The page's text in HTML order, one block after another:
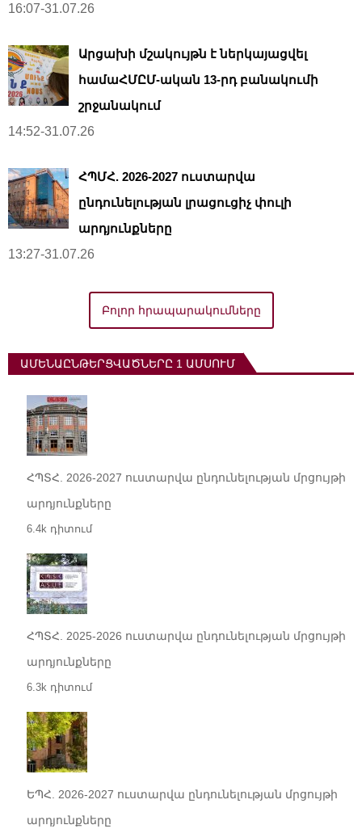
16:07-31.07.26
Արցախի մշակույթն է ներկայացվել
համաՀՄԸՄ-ական 13-րդ բանակումի
շրջանակում
14:52-31.07.26
ՀՊՄՀ. 2026-2027 ուստարվա
ընդունելության լրացուցիչ փուլի
արդյունքները
13:27-31.07.26
Բոլոր հրապարակումները
ԱՄԵՆԱԸՆԹԵՐՑՎԱԾՆԵՐԸ 1 ԱՄՍՈՒՄ
ՀՊՏՀ. 2026-2027 ուստարվա ընդունելության մրցույթի
արդյունքները
6.4k դիտում
ՀՊՏՀ. 2025-2026 ուստարվա ընդունելության մրցույթի
արդյունքները
6.3k դիտում
ԵՊՀ. 2026-2027 ուստարվա ընդունելության մրցույթի
արդյունքները